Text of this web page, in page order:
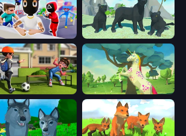
Panther Family Simulator 3D
Prank King Unicorn Family Simulator Magic World